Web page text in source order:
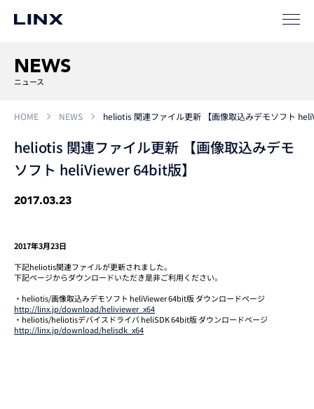
サポート
NEWS
ニュース
HOME NEWS heliotis 関連ファイル更新 【画像取込みデモソフト
heliotis 関連ファイル更新 【画像取込みデモ
ソフト heliViewer 64bit版】
2017.03.23
2017年3月23日
下記heliotis関連ファイルが更新されました。
下記ページからダウンロードいただき是非ご利用ください。
・heliotis/画像取込みデモソフト heliViewer 64bit版 ダウンロードページ
http://linx.jp/download/heliviewer_x64
・heliotis/heliotisデバイスドライバ heliSDK 64bit版 ダウンロードページ
http://linx.jp/download/helisdk_x64